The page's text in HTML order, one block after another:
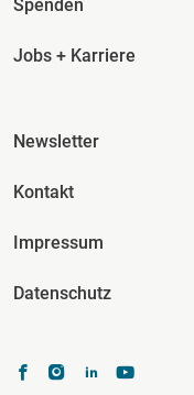
Spenden
Jobs + Karriere
Fusszeile
Newsletter
Kontakt
Impressum
Datenschutz